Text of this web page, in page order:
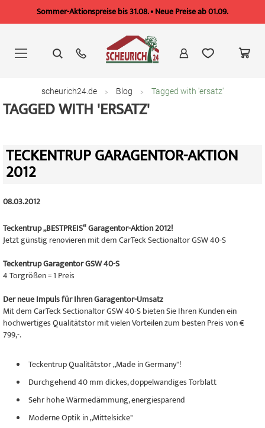
Sommer-Aktionspreise bis 31.08. • Neue Preise ab 01.09.
springen
scheurich24.de Blog Tagged with 'ersatz'
TAGGED WITH 'ERSATZ'
TECKENTRUP GARAGENTOR-AKTION
2012
08.03.2012
Teckentrup „BESTPREIS“ Garagentor-Aktion 2012!
Jetzt günstig renovieren mit dem CarTeck Sectionaltor GSW 40-S
Teckentrup Garagentor GSW 40-S
4 Torgrößen = 1 Preis
Der neue Impuls für Ihren Garagentor-Umsatz
Mit dem CarTeck Sectionaltor GSW 40-S bieten Sie Ihren Kunden ein
hochwertiges Qualitätstor mit vielen Vorteilen zum besten Preis von €
799,-.
Teckentrup Qualitätstor „Made in Germany"!
Durchgehend 40 mm dickes, doppelwandiges Torblatt
Sehr hohe Wärmedämmung, energiesparend
Moderne Optik in „Mittelsicke"